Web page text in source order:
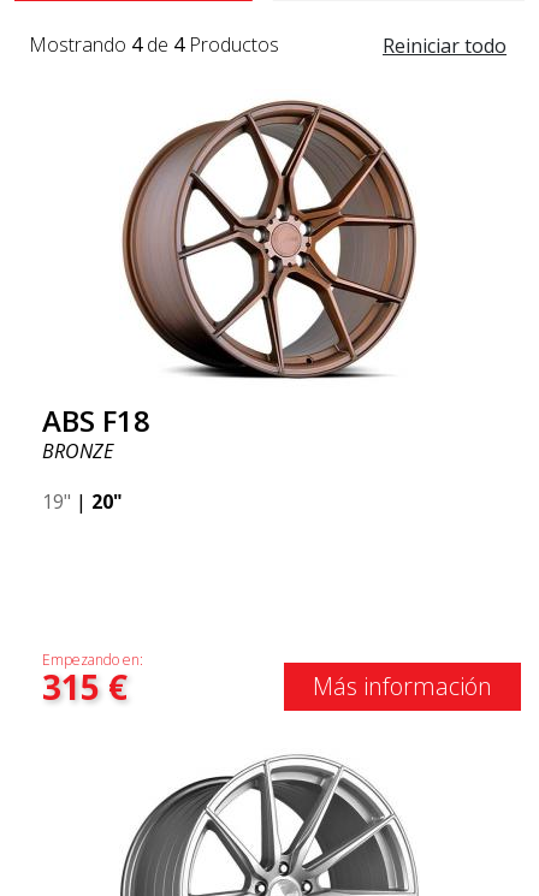
Reiniciar todo
Mostrando 4de 4Productos
ABS F18
BRONZE
19" | 20"
Empezando en:
315€ Más información